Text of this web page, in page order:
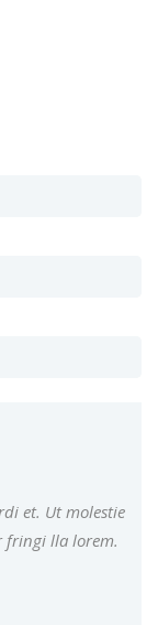
et. Ut molestie
fringi lla lorem.